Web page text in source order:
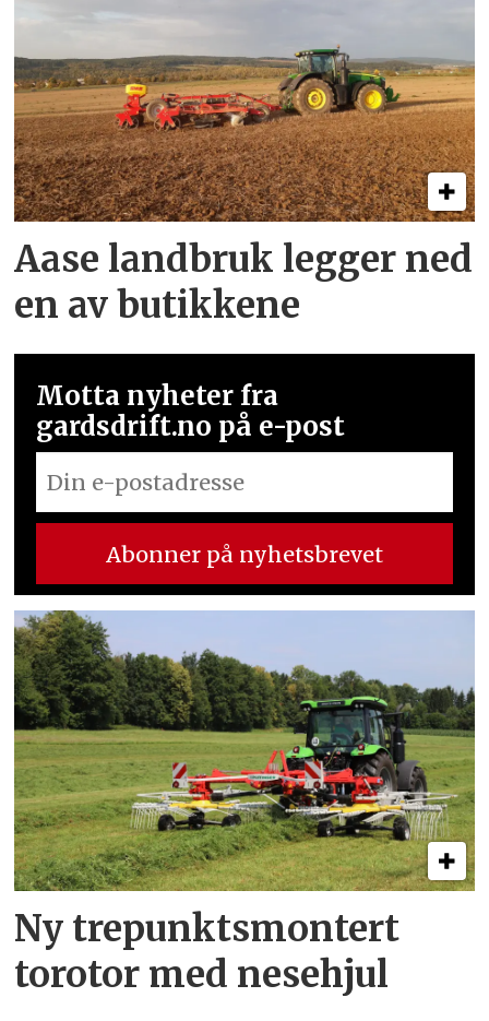
Aase landbruk legger ned
en av butikkene
Motta nyheter fra
gardsdrift.no på e-post
Ny trepunkts­montert
torotor med nesehjul